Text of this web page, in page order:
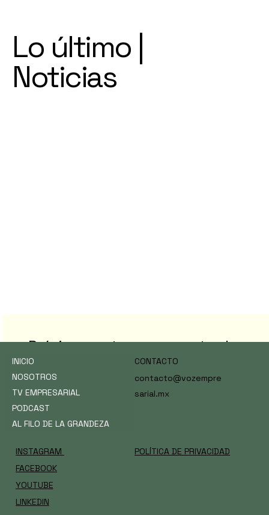
Lo último |
Noticias
Próximamente nuevas entradas
más tarde.
INICIO
NOSOTROS
TV EMPRESARIAL
PODCAST
AL FILO DE LA GRANDEZA
INSTAGRAM
FACEBOOK
YOUTUBE
LINKEDIN
CONTACTO
contacto@vozempre
sarial.mx
POLÍTICA DE PRIVACIDAD